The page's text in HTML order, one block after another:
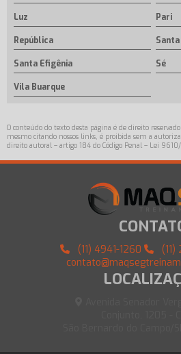
Luz Pari
República
Santa Efigênia Sé
Vila Buarque
O conteúdo do texto desta página é de direito
mesmo citando nossos links, é proibida sem a
direito autoral – artigo 184 do Código Penal – Lei
(11) 4941-1260